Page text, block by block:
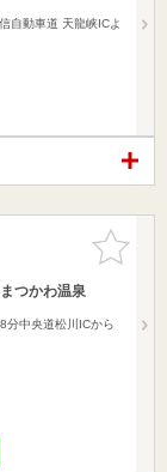
自動車道 天龍峡ICよ
お気に入
りに追加
つかわ温泉
分中央道松川ICから